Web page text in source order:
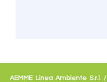
AEMME Linea Ambiente S.r.l. /